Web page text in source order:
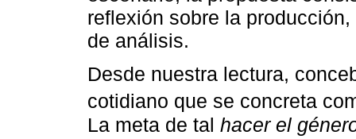
reflexión sobre la
de análisis.
Desde nuestra lectura,
cotidiano que se concreta
La meta de tal hacer el